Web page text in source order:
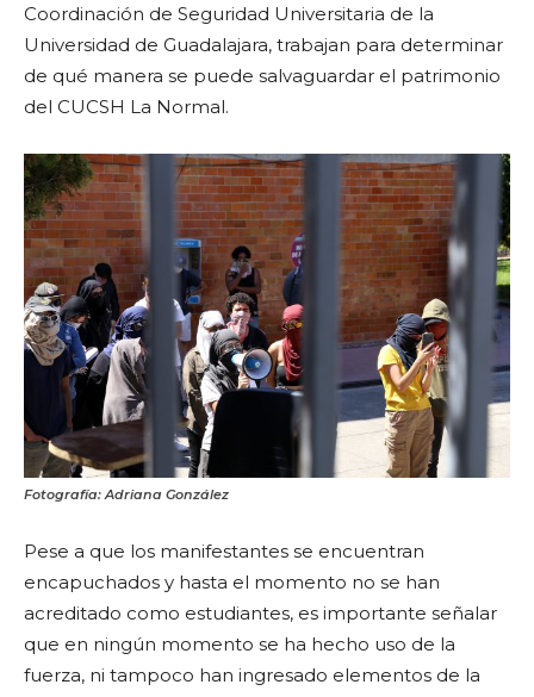
Coordinación de Seguridad Universitaria de la
Universidad de Guadalajara, trabajan para determinar
de qué manera se puede salvaguardar el patrimonio
del CUCSH La Normal.
Fotografía: Adriana González
Pese a que los manifestantes se encuentran
encapuchados y hasta el momento no se han
acreditado como estudiantes, es importante señalar
que en ningún momento se ha hecho uso de la
fuerza, ni tampoco han ingresado elementos de la